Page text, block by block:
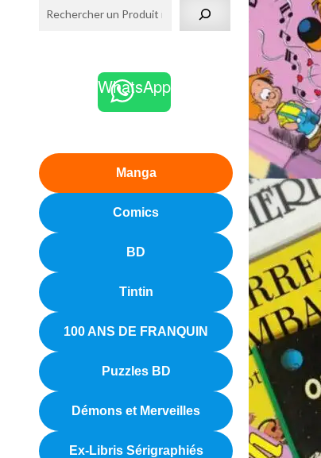
WhatsApp
Manga
Comics
BD
Tintin
100 ANS DE FRANQUIN
Puzzles BD
Démons et Merveilles
Ex-Libris Sérigraphiés